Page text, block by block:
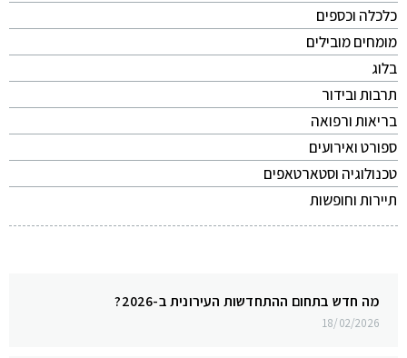
כלכלה וכספים
מומחים מובילים
בלוג
תרבות ובידור
בריאות ורפואה
ספורט ואירועים
טכנולוגיה וסטארטאפים
תיירות וחופשות
מה חדש בתחום ההתחדשות העירונית ב-2026?
18/02/2026